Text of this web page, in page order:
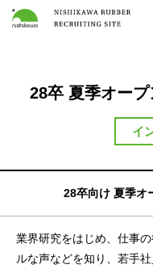
28卒 夏季オープ
イ
28卒向け 夏季オ
業界研究をはじめ、仕事
ルな声などを知り、若手